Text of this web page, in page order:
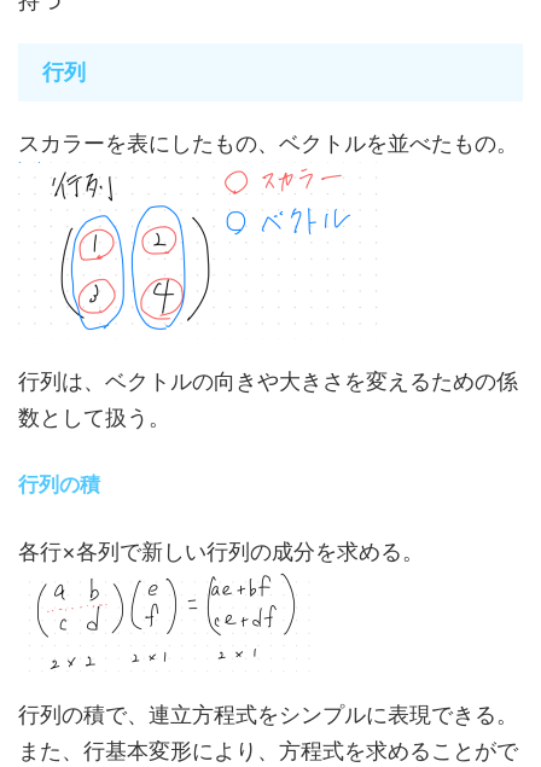
行列
スカラーを表にしたもの、ベクトルを並べたもの。
行列は、ベクトルの向きや大きさを変えるための係
数として扱う。
行列の積
各行×各列で新しい行列の成分を求める。
行列の積で、連立方程式をシンプルに表現できる。
また、行基本変形により、方程式を求めることがで